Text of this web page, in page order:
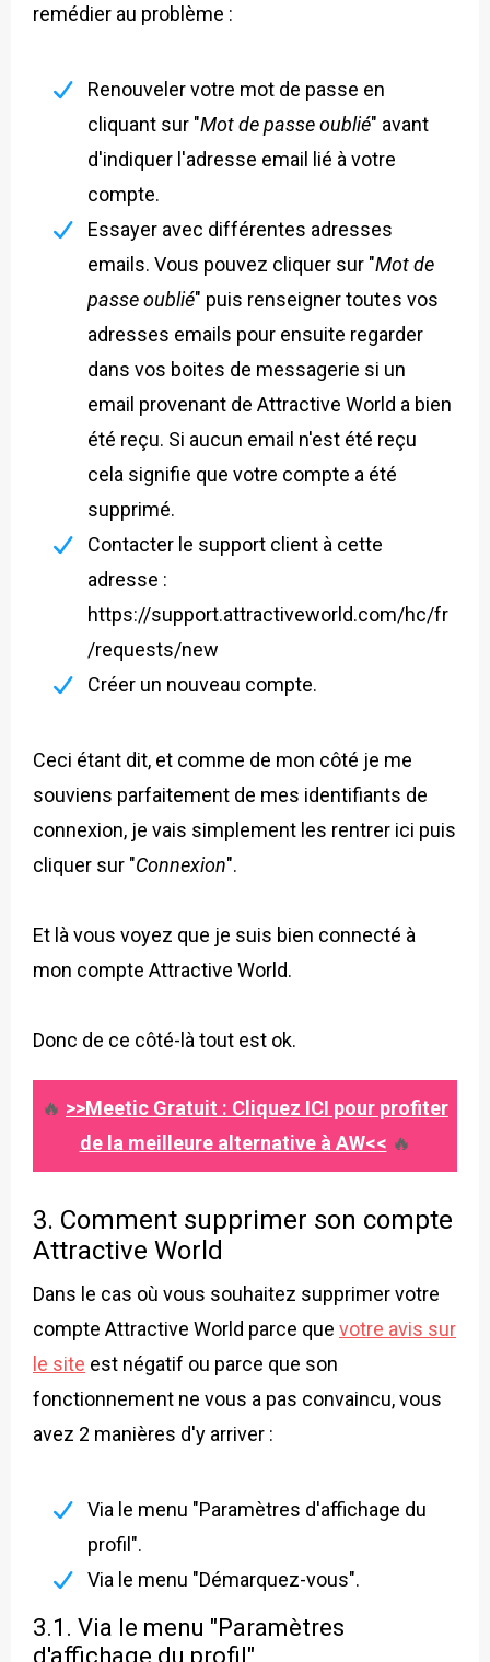
remédier au problème :
Renouveler votre mot de passe en
cliquant sur "Mot de passe oublié" avant
d'indiquer l'adresse email lié à votre
compte.
Essayer avec différentes adresses
emails. Vous pouvez cliquer sur "Mot de
passe oublié" puis renseigner toutes vos
adresses emails pour ensuite regarder
dans vos boites de messagerie si un
email provenant de Attractive World a bien
été reçu. Si aucun email n'est été reçu
cela signifie que votre compte a été
supprimé.
Contacter le support client à cette
adresse :
https://support.attractiveworld.com/hc/fr
/requests/new
Créer un nouveau compte.
Ceci étant dit, et comme de mon côté je me
souviens parfaitement de mes identifiants de
connexion, je vais simplement les rentrer ici puis
cliquer sur "Connexion".
Et là vous voyez que je suis bien connecté à
mon compte Attractive World.
Donc de ce côté-là tout est ok.
🔥 >>Meetic Gratuit : Cliquez ICI pour profiter
de la meilleure alternative à AW<< 🔥
3. Comment supprimer son compte
Attractive World
Dans le cas où vous souhaitez supprimer votre
compte Attractive World parce que votre avis sur
le site est négatif ou parce que son
fonctionnement ne vous a pas convaincu, vous
avez 2 manières d'y arriver :
Via le menu "Paramètres d'affichage du
profil".
Via le menu "Démarquez-vous".
3.1. Via le menu "Paramètres
d'affichage du profil"